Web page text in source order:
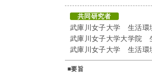
共同研究者
武庫川女子大学 生活
武庫川女子大学大学院
武庫川女子大学 生活
■要旨